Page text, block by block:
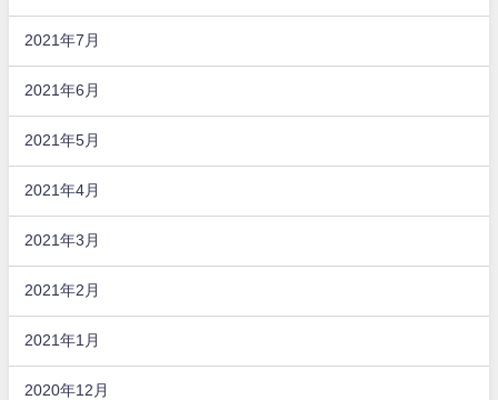
2021年7月
2021年6月
2021年5月
2021年4月
2021年3月
2021年2月
2021年1月
2020年12月